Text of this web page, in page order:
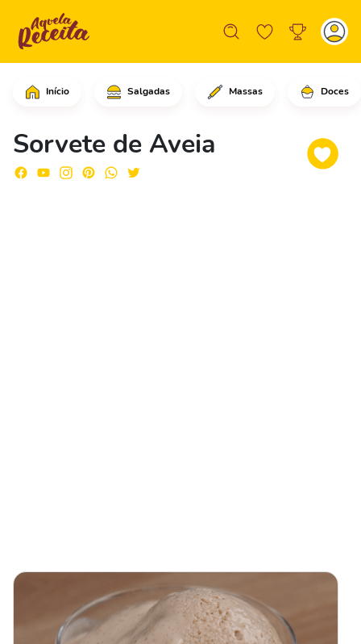
Início Salgadas Massas Doces
Sorvete de Aveia
Em uma tigela, coloque a aveia e